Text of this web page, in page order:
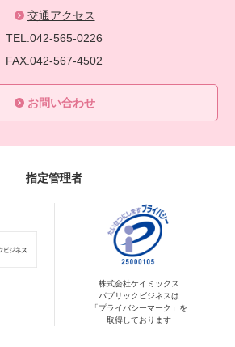
交通アクセス
TEL.042-565-0226
FAX.042-567-4502
お問い合わせ
指定管理者
株式会社ケイミックス
パブリックビジネスは
「プライバシーマーク」を
取得しております